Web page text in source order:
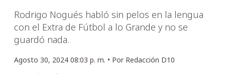
Rodrigo Nogués habló sin pelos en la lengua
con el Extra de Fútbol a lo Grande y no se
guardó nada.
Agosto 30, 2024 08:03 p. m. • Por Redacción D10